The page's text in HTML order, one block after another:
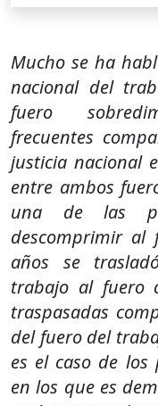
Mucho se ha
nacional del
fuero
frecuentes
justicia nacional
entre ambos
una de las
descomprimir al
años se
trabajo al fuero
traspasadas
del fuero del
es el caso de los
en los que es